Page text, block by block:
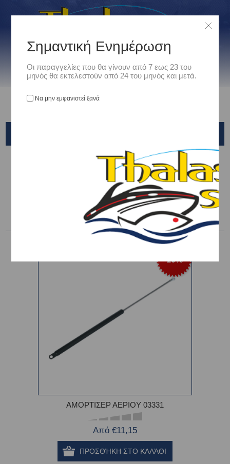
Μονιμος Εξοπλισμός
ΕΛΑΤΗΡΙΑ ΣΤΗΡΙΞΗΣ - ΑΜΟΡΤΙΣΕΡ
-10%
ΑΜΟΡΤΙΣΕΡ ΑΕΡΙΟΥ 03331
Από €11,15
Σημαντική Ενημέρωση
Οι παραγγελίες που θα γίνουν από 7 εως 23 του
μηνός θα εκτελεστούν από 24 του μηνός και μετά.
Να μην εμφανιστεί ξανά